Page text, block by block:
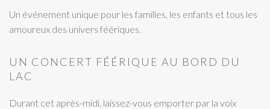
Un événement unique pour les familles, les enfants et tous les
amoureux des univers féériques.
UN CONCERT FÉÉRIQUE AU BORD DU
LAC
Durant cet après-midi, laissez-vous emporter par la voix